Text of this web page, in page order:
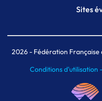
Sites
Meeting
MAIF
2026- Fédération Française
Conditions d'utilisation -